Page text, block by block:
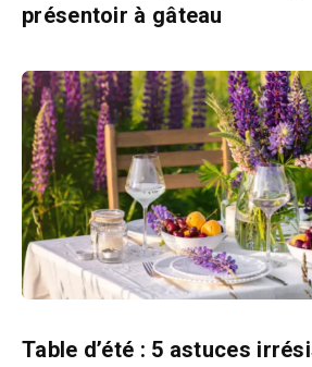
présentoir à gâteau
Table d’été : 5 astuces